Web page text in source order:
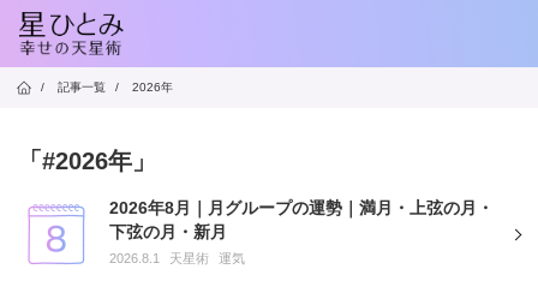
/ 記事一覧 / 2026年
「#2026年」
2026年8月｜月グループの運勢｜満月・上弦の月・
下弦の月・新月
2026.8.1 天星術 運気